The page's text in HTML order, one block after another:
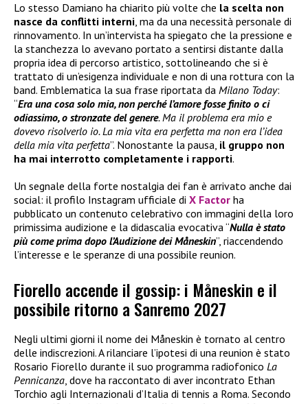
Lo stesso Damiano ha chiarito più volte che la scelta non
nasce da conflitti interni, ma da una necessità personale di
rinnovamento. In un’intervista ha spiegato che la pressione e
la stanchezza lo avevano portato a sentirsi distante dalla
propria idea di percorso artistico, sottolineando che si è
trattato di un’esigenza individuale e non di una rottura con la
band. Emblematica la sua frase riportata da Milano Today:
“Era una cosa solo mia, non perché l’amore fosse finito o ci
odiassimo, o stronzate del genere. Ma il problema era mio e
dovevo risolverlo io. La mia vita era perfetta ma non era l’idea
della mia vita perfetta”. Nonostante la pausa, il gruppo non
ha mai interrotto completamente i rapporti.
Un segnale della forte nostalgia dei fan è arrivato anche dai
social: il profilo Instagram ufficiale di X Factor ha
pubblicato un contenuto celebrativo con immagini della loro
primissima audizione e la didascalia evocativa “Nulla è stato
più come prima dopo l’Audizione dei Måneskin”, riaccendendo
l’interesse e le speranze di una possibile reunion.
Fiorello accende il gossip: i Måneskin e il
possibile ritorno a Sanremo 2027
Negli ultimi giorni il nome dei Måneskin è tornato al centro
delle indiscrezioni. A rilanciare l’ipotesi di una reunion è stato
Rosario Fiorello durante il suo programma radiofonico La
Pennicanza , dove ha raccontato di aver incontrato Ethan
Torchio agli Internazionali d’Italia di tennis a Roma. Secondo